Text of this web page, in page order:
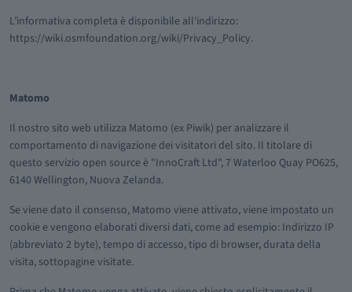
L’informativa completa è disponibile all'indirizzo:
https://wiki.osmfoundation.org/wiki/Privacy_Policy.
Matomo
Il nostro sito web utilizza Matomo (ex Piwik) per analizzare il
comportamento di navigazione dei visitatori del sito. Il titolare di
questo servizio open source è "InnoCraft Ltd", 7 Waterloo Quay PO625,
6140 Wellington, Nuova Zelanda.
Se viene dato il consenso, Matomo viene attivato, viene impostato un
cookie e vengono elaborati diversi dati, come ad esempio: Indirizzo IP
(abbreviato 2 byte), tempo di accesso, tipo di browser, durata della
visita, sottopagine visitate.